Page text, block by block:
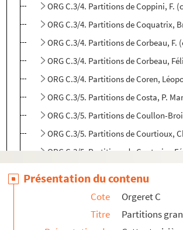
ORG C.3/4. Partitions de Coppini, F.
ORG C.3/4. Partitions de Coquatrix,
ORG C.3/4. Partitions de Corbeau, F.
ORG C.3/4. Partitions de Corbeau,
ORG C.3/4. Partitions de Coren,
ORG C.3/5. Partitions de Costa, P.
ORG C.3/5. Partitions de Coullon-
ORG C.3/5. Partitions de Courtioux,
ORG C.3/5. Partitions de Couturier,
Présentation du contenu
Cote
Orgeret C
Titre
Partitions